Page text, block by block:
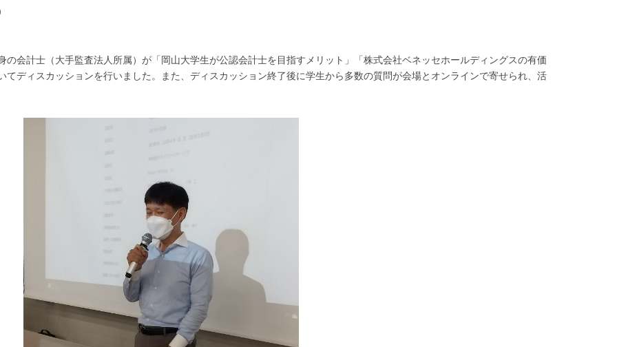
会計士（大手監査法人所属）が「岡山大学生が公認会計士を目指すメリット」「株式会社ベネッセホールディングスの有価
ディスカッションを行いました。また、ディスカッション終了後に学生から多数の質問が会場とオンラインで寄せられ、活